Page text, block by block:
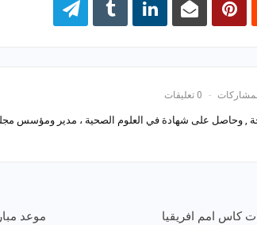
0 تعليقات
, وحاصل على شهادة في العلوم الصحية ، مدير ومؤسس مجلة
كاس امم افريقيا موعد